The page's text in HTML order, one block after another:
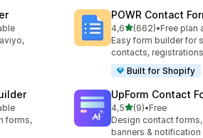
POWR Contact
4,6na 5 gwiazdek
(662)
Łączna liczba
•Free plan
Easy form builder for
contacts,
Built for Shopify
forms,
UpForm Contact
4,5na 5 gwiazdek
(9)
Łączna liczba recenzji:
•Free
Design contact
banners & notification